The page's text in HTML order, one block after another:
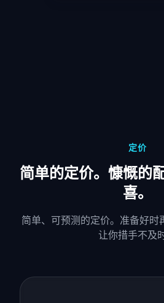
定价
简单的定价。慷慨的
喜。
简单、可预测的定价。准备好
让你措手不及时